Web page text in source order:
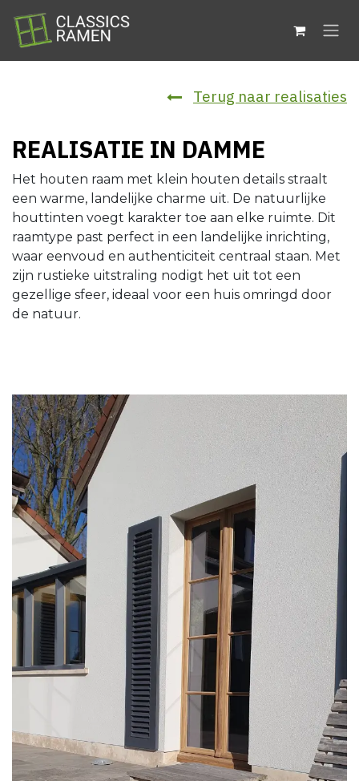
Terug naar realisaties
REALISATIE IN DAMME
Het houten raam met klein houten details straalt
een warme, landelijke charme uit. De natuurlijke
houttinten voegt karakter toe aan elke ruimte. Dit
raamtype past perfect in een landelijke inrichting,
waar eenvoud en authenticiteit centraal staan. Met
zijn rustieke uitstraling nodigt het uit tot een
gezellige sfeer, ideaal voor een huis omringd door
de natuur.